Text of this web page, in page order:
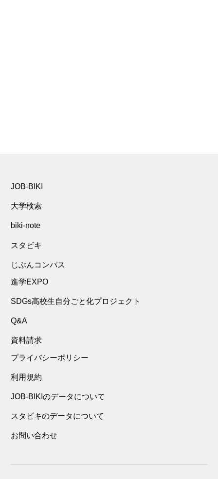
JOB-BIKI
大学検索
biki-note
スタビキ
じぶんコンパス
進学EXPO
SDGs高校生自分ごと化プロジェクト
Q&A
資料請求
プライバシーポリシー
利用規約
JOB-BIKIのデータについて
スタビキのデータについて
お問い合わせ